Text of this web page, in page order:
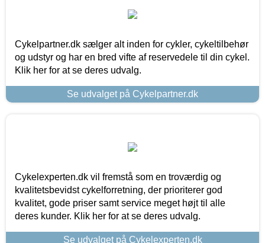
Cykelpartner.dk sælger alt inden for cykler, cykeltilbehør
og udstyr og har en bred vifte af reservedele til din cykel.
Klik her for at se deres udvalg.
Se udvalget på Cykelpartner.dk
Cykelexperten.dk vil fremstå som en troværdig og
kvalitetsbevidst cykelforretning, der prioriterer god
kvalitet, gode priser samt service meget højt til alle
deres kunder. Klik her for at se deres udvalg.
Se udvalget på Cykelexperten.dk